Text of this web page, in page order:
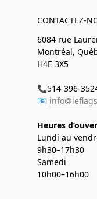
CONTACTEZ-
6084 rue
Montréal,
H4E 3X5
📞514-396-
📧
Heures
Lundi au
9h30–17h30
Samedi
10h00–16h00